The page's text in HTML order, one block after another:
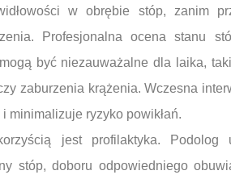
w obrębie stóp, zanim
Profesjonalna ocena stanu
być niezauważalne dla laika,
zaburzenia krążenia. Wczesna
minimalizuje ryzyko powikłań.
jest profilaktyka. Podolog
stóp, doboru odpowiedniego